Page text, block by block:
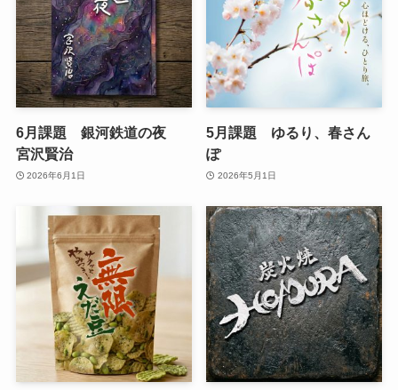
6月課題 銀河鉄道の夜
宮沢賢治
2026年6月1日
5月課題 ゆるり、春さん
ぽ
2026年5月1日